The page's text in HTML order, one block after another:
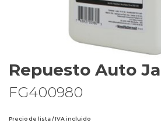
Repuesto Auto
FG400980
Precio de lista / IVA incluido